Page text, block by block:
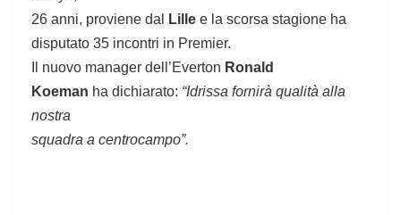
26 anni, proviene dal
Lille e la scorsa stagione ha
disputato 35 incontri in Premier.
Il nuovo manager dell’Everton Ronald
Koeman ha dichiarato: “Idrissa fornirà qualità alla
nostra
squadra a centrocampo”.